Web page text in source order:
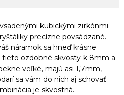
kubickými zirkónmi.
precízne povsádzané.
náramok sa hneď krásne
tieto ozdobné skvosty k 8mm a
veľké, majú asi 1,7mm,
sa vám do nich aj schovať
je skvostná.